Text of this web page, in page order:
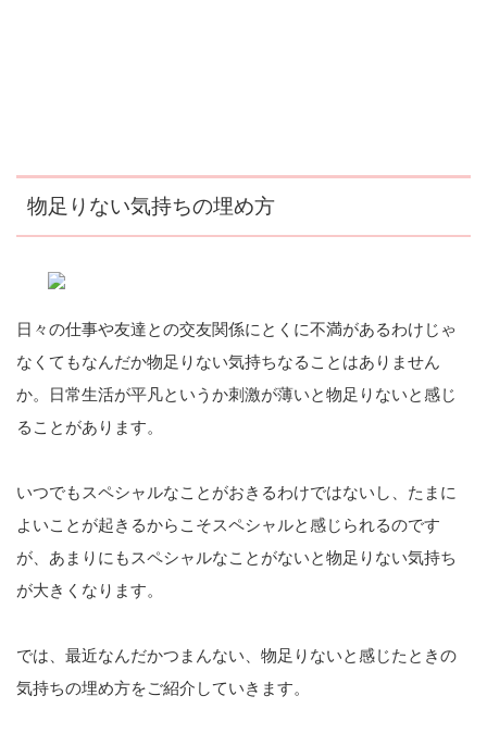
物足りない気持ちの埋め方
日々の仕事や友達との交友関係にとくに不満があるわけじゃ
なくてもなんだか物足りない気持ちなることはありません
か。日常生活が平凡というか刺激が薄いと物足りないと感じ
ることがあります。
いつでもスペシャルなことがおきるわけではないし、たまに
よいことが起きるからこそスペシャルと感じられるのです
が、あまりにもスペシャルなことがないと物足りない気持ち
が大きくなります。
では、最近なんだかつまんない、物足りないと感じたときの
気持ちの埋め方をご紹介していきます。